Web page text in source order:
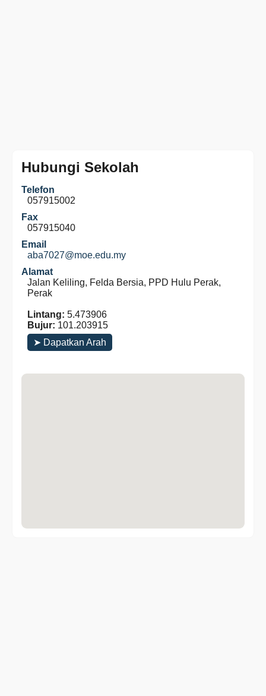
Hubungi Sekolah
Telefon
057915002
Fax
057915040
Email
aba7027@moe.edu.my
Alamat
Jalan Keliling, Felda Bersia, PPD Hulu Perak,
Perak
Lintang: 5.473906
Bujur: 101.203915
➤ Dapatkan Arah